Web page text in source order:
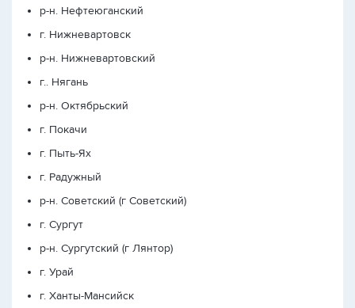
р-н. Нефтеюганский
г. Нижневартовск
р-н. Нижневартовский
г.. Нягань
р-н. Октябрьский
г. Покачи
г. Пыть-Ях
г. Радужный
р-н. Советский (г Советский)
г. Сургут
р-н. Сургутский (г Лянтор)
г. Урай
г. Ханты-Мансийск